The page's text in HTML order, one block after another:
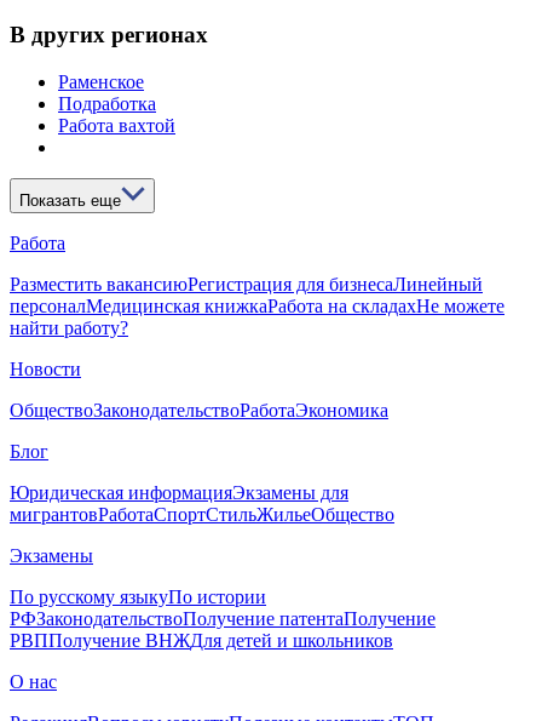
В других регионах
Раменское
Подработка
Работа вахтой
Показать еще
Работа
Разместить вакансиюРегистрация для бизнесаЛинейный
персоналМедицинская книжкаРабота на складахНе можете
найти работу?
Новости
ОбществоЗаконодательствоРаботаЭкономика
Блог
Юридическая информацияЭкзамены для
мигрантовРаботаСпортСтильЖильеОбщество
Экзамены
По русскому языкуПо истории
РФЗаконодательствоПолучение патентаПолучение
РВППолучение ВНЖДля детей и школьников
О нас